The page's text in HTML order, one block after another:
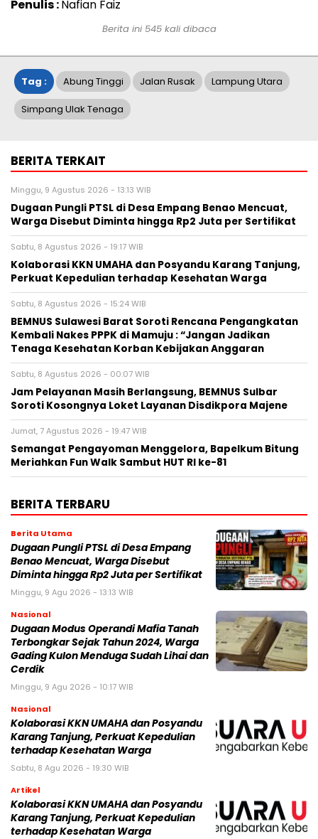
Penulis :Nafian Faiz
Berita ini 545kali dibaca
Tag : Abung Tinggi Jalan Rusak Lampung Utara
Simpang Ulak Tenaga
BERITA TERKAIT
Minggu, 9 Agustus 2026 - 13:13 WIB
Dugaan Pungli PTSL di Desa Empang Benao Mencuat,
Warga Disebut Diminta hingga Rp2 Juta per Sertifikat
Sabtu, 8 Agustus 2026 - 19:17 WIB
Kolaborasi KKN UMAHA dan Posyandu Karang Tanjung,
Perkuat Kepedulian terhadap Kesehatan Warga
Sabtu, 8 Agustus 2026 - 15:24 WIB
BEMNUS Sulawesi Barat Soroti Rencana Pengangkatan
Kembali Nakes PPPK di Mamuju : “Jangan Jadikan
Tenaga Kesehatan Korban Kebijakan Anggaran
Sabtu, 8 Agustus 2026 - 00:07 WIB
Jam Pelayanan Masih Berlangsung, BEMNUS Sulbar
Soroti Kosongnya Loket Layanan Disdikpora Majene
Jumat, 7 Agustus 2026 - 19:47 WIB
Semangat Pengayoman Menggelora, Bapelkum Bitung
Meriahkan Fun Walk Sambut HUT RI ke-81
BERITA TERBARU
Berita Utama
Dugaan Pungli PTSL di Desa Empang
Benao Mencuat, Warga Disebut
Diminta hingga Rp2 Juta per Sertifikat
Minggu, 9 Agu 2026 - 13:13 WIB
Nasional
Dugaan Modus Operandi Mafia Tanah
Terbongkar Sejak Tahun 2024, Warga
Gading Kulon Menduga Sudah Lihai dan
Cerdik
Minggu, 9 Agu 2026 - 10:17 WIB
Nasional
Kolaborasi KKN UMAHA dan Posyandu
Karang Tanjung, Perkuat Kepedulian
terhadap Kesehatan Warga
Sabtu, 8 Agu 2026 - 19:30 WIB
Artikel
Kolaborasi KKN UMAHA dan Posyandu
Karang Tanjung, Perkuat Kepedulian
terhadap Kesehatan Warga